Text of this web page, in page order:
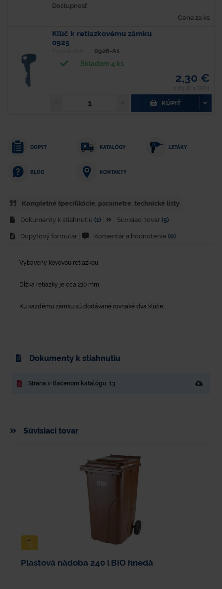
Dostupnosť
Cena za ks
Kľúč k retiazkovému zámku
0925
0926-A1
Skladom 4 ks
2,30 €
KÚPIŤ
DOPYT KATALÓGY LETÁKY
BLOG KONTAKTY
Kompletné špecifikácie, parametre. technické listy
Dokumenty k stiahnutiu (1) Súvisiaci tovar (5)
Dopytový formulár Komentár a hodnotenie (0)
Vybavený kovovou retiazkou.
Dĺžka retiazky je cca 210 mm.
Ku každému zámku sú dodávané rovnaké dva kľúče.
Dokumenty k stiahnutiu
Strana v tlačenom katalógu: 13
Súvisiaci tovar
Plastová nádoba 240 l BIO hnedá